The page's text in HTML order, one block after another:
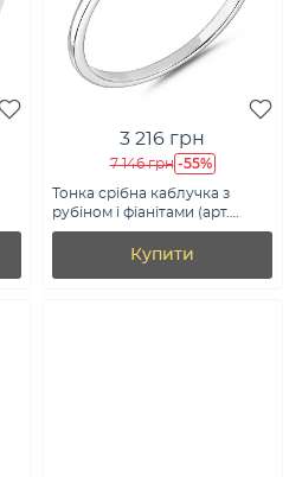
3 216 грн
7 146 грн -55%
Тонка срібна каблучка з
рубіном і фіанітами (арт.
7501/2187929Р)
Купити